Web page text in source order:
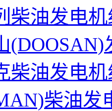
柴油发电机
(DOOSAN)
柴油发电机
柴油发